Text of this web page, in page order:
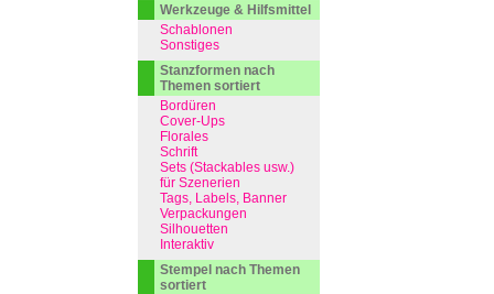
Werkzeuge & Hilfsmittel
Schablonen
Sonstiges
Stanzformen nach
Themen sortiert
Bordüren
Cover-Ups
Florales
Schrift
Sets (Stackables usw.)
für Szenerien
Tags, Labels, Banner
Verpackungen
Silhouetten
Interaktiv
Stempel nach Themen
sortiert